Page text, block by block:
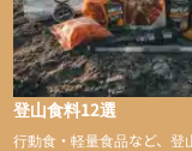
登山食料12選
行動食・軽量食品など、登